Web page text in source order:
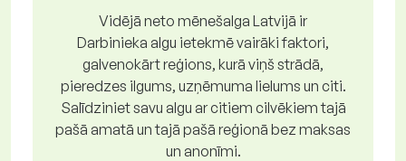
Vidējā neto mēnešalga Latvijā ir
Darbinieka algu ietekmē vairāki faktori,
galvenokārt reģions, kurā viņš strādā,
pieredzes ilgums, uzņēmuma lielums un citi.
Salīdziniet savu algu ar citiem cilvēkiem tajā
pašā amatā un tajā pašā reģionā bez maksas
un anonīmi.